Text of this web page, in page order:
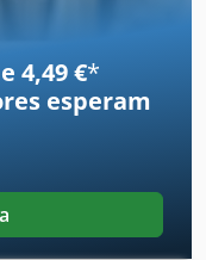
4,49 €*
esperam